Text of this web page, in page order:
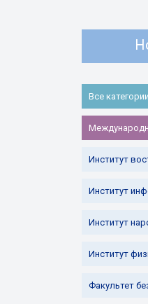
Все категории
Институт
Институт
Институт
Институт
Факультет